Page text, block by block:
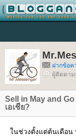
ฝากข้อค
ผู้ติดตาม
Sell in May and
เอเชีย?
นช่วงตั้งแต่ต้นเดือน